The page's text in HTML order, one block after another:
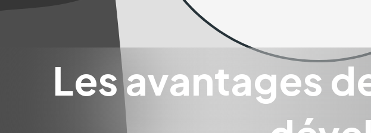
Les avantages